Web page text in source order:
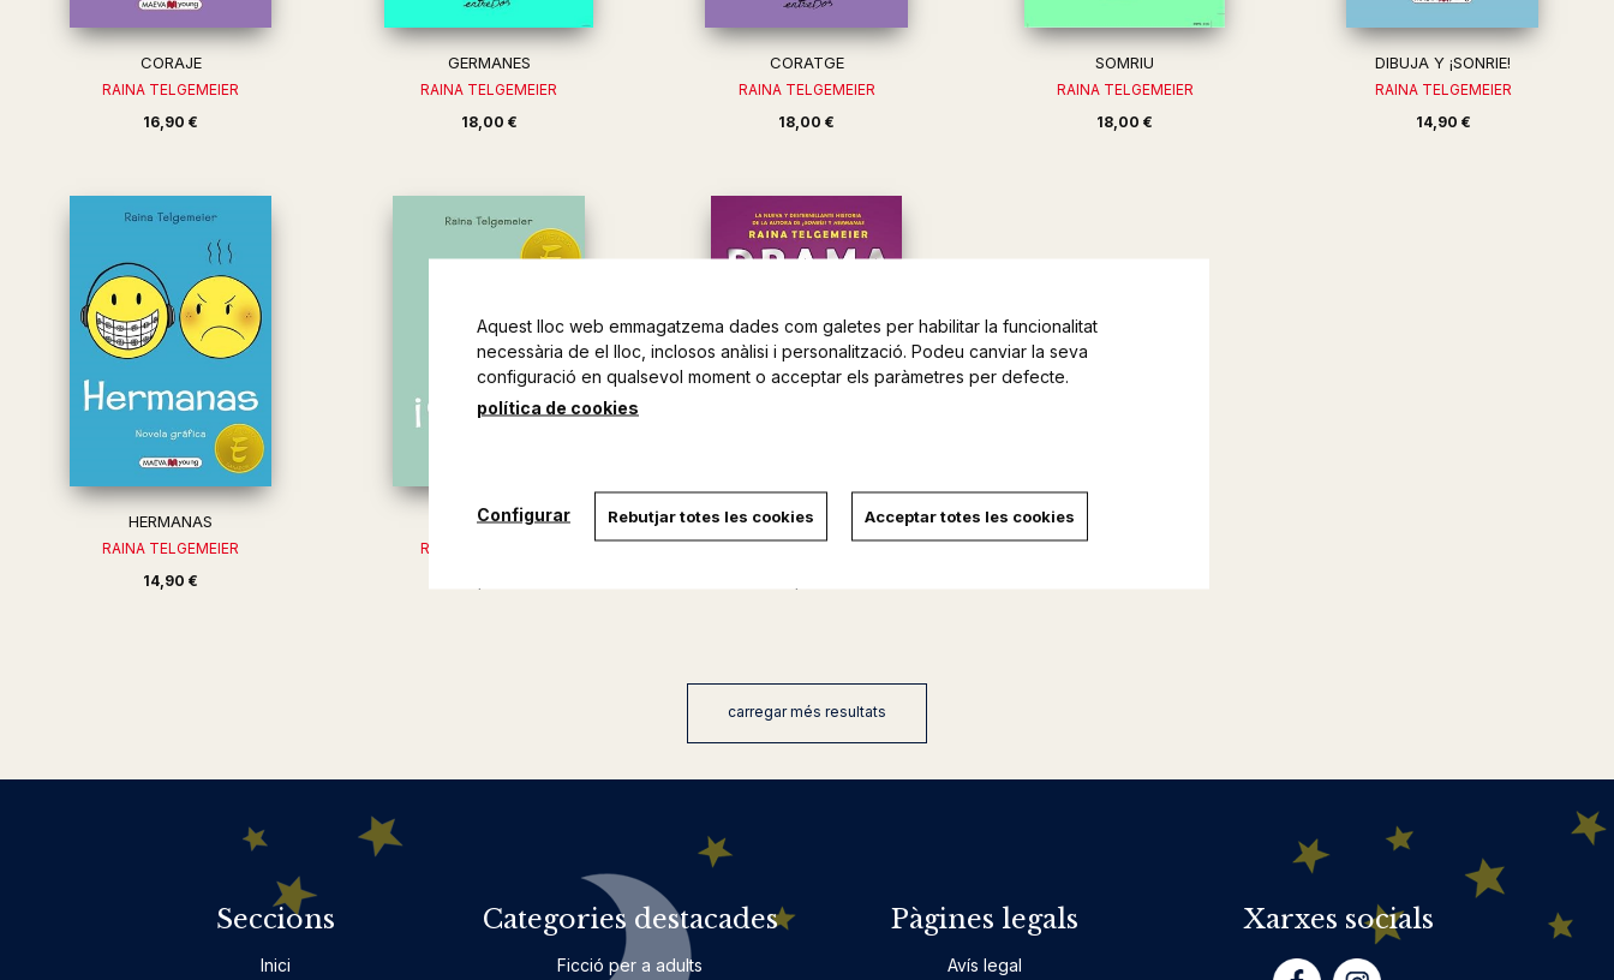
CORAJE
RAINA TELGEMEIER
16,90 €
GERMANES
RAINA TELGEMEIER
18,00 €
CORATGE
RAINA TELGEMEIER
18,00 €
SOMRIU
RAINA TELGEMEIER
18,00 €
DIBUJA Y ¡SONRIE!
RAINA TELGEMEIER
14,90 €
HERMANAS
RAINA TELGEMEIER
14,90 €
SONRIE
RAINA TELGEMEIER
DRAMA
carregar més resultats
Seccions
Inici
Categories destacades
Ficció per a adults
Pàgines legals
Avís legal
Xarxes socials
Aquest lloc web emmagatzema dades com galetes per habilitar la funcionalitat
necessària de el lloc, inclosos anàlisi i personalització. Podeu canviar la seva
configuració en qualsevol moment o acceptar els paràmetres per defecte.
política de cookies
Configurar Rebutjar totes les cookies Acceptar totes les cookies